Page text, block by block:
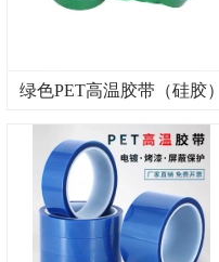
绿色PET高温胶带（硅胶）
（保护膜）
等离子热喷涂胶